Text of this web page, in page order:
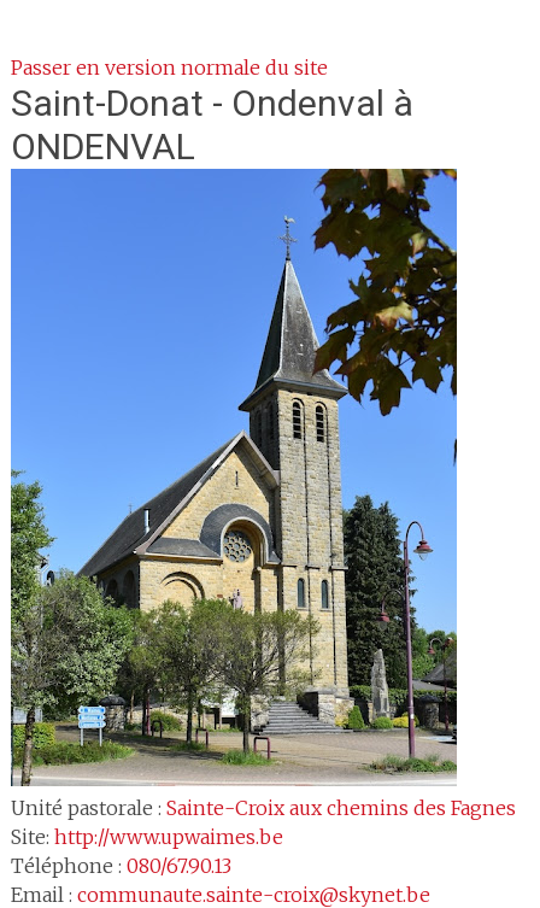
Passer en version normale du site
Saint-Donat - Ondenval à
ONDENVAL
Unité pastorale : Sainte-Croix aux chemins des Fagnes
Site: http://www.upwaimes.be
Téléphone : 080/67.90.13
Email : communaute.sainte-croix@skynet.be